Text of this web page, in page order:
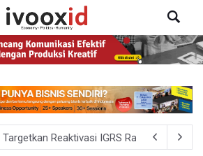
Reaktivasi IGRS Rampung 2026